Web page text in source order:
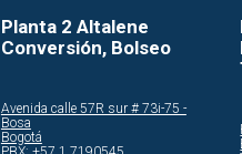
Planta 2 Altalene
Conversión, Bolseo
Avenida calle 57R sur # 73i-75 -
Bosa
Bogotá